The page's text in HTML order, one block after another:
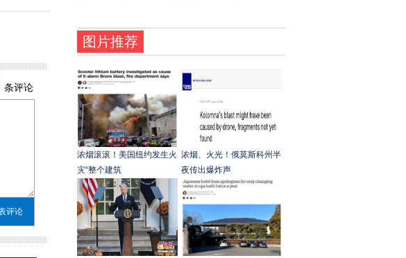
图片推荐
浓烟滚滚！美国纽约发生火
灾“整个建筑
浓烟、火光！俄莫斯科州半
夜传出爆炸声